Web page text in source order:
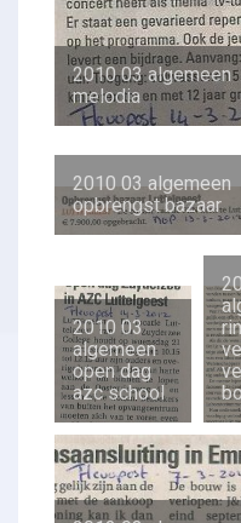
2010 03 algemeen
melodia
2010 03 algemeen
opbrengst bazaar
2010 03
algemeen
open dag
azc school